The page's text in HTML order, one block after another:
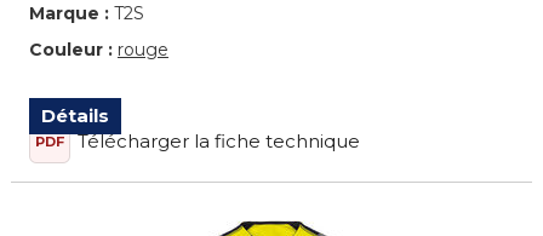
Marque : T2S
Couleur : rouge
Détails
PDF Télécharger la fiche technique